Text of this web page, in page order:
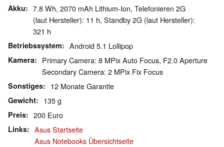
Akku
7.8 Wh, 2070 mAh Lithium-Ion, Telefonieren 2G
(laut Hersteller): 11 h, Standby 2G (laut Hersteller):
321 h
Betriebssystem Android 5.1 Lollipop
Kamera
Primary Camera: 8 MPix Auto Focus, F2.0 Aperture
Secondary Camera: 2 MPix Fix Focus
Sonstiges 12 Monate Garantie
Gewicht 135 g
Preis 200 Euro
Links
Asus Startseite
Asus Notebooks Übersichtseite